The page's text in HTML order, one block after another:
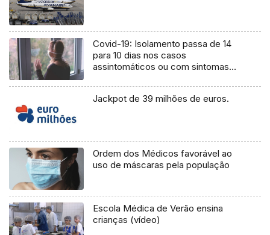
Covid-19: Isolamento passa de 14
para 10 dias nos casos
assintomáticos ou com sintomas
Jackpot de 39 milhões de euros.
Ordem dos Médicos favorável ao
uso de máscaras pela população
Escola Médica de Verão ensina
crianças (vídeo)